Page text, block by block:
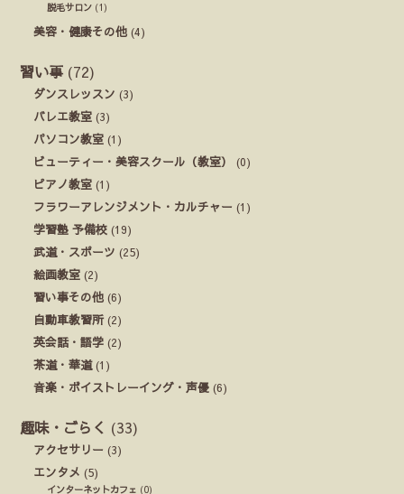
脱毛サロン (1)
美容・健康その他 (4)
習い事 (72)
ダンスレッスン (3)
バレエ教室 (3)
パソコン教室 (1)
ビューティー・美容スクール（教室）
(0)
ピアノ教室 (1)
フラワーアレンジメント・カルチャー (1)
学習塾 予備校 (19)
武道・スポーツ (25)
絵画教室 (2)
習い事その他 (6)
自動車教習所(2)
英会話・語学 (2)
茶道・華道(1)
音楽・ボイストレーイング・声優 (6)
趣味・ごらく (33)
アクセサリー (3)
エンタメ (5)
インターネットカフェ (0)